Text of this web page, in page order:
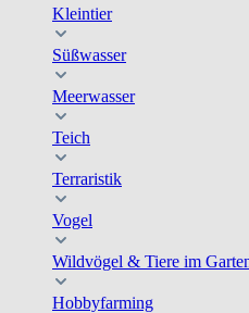
Kleintier
Süßwasser
Meerwasser
Teich
Terraristik
Vogel
Wildvögel & Tiere im
Hobbyfarming